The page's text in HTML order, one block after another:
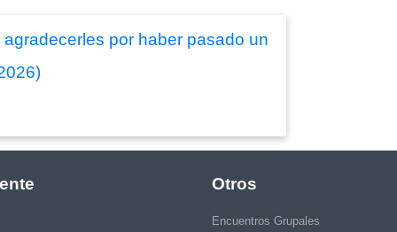
agradecerles por haber pasado un
Otros
Encuentros Grupales